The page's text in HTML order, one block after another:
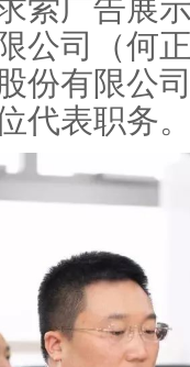
索广告展
公司（何
份有限公
代表职务